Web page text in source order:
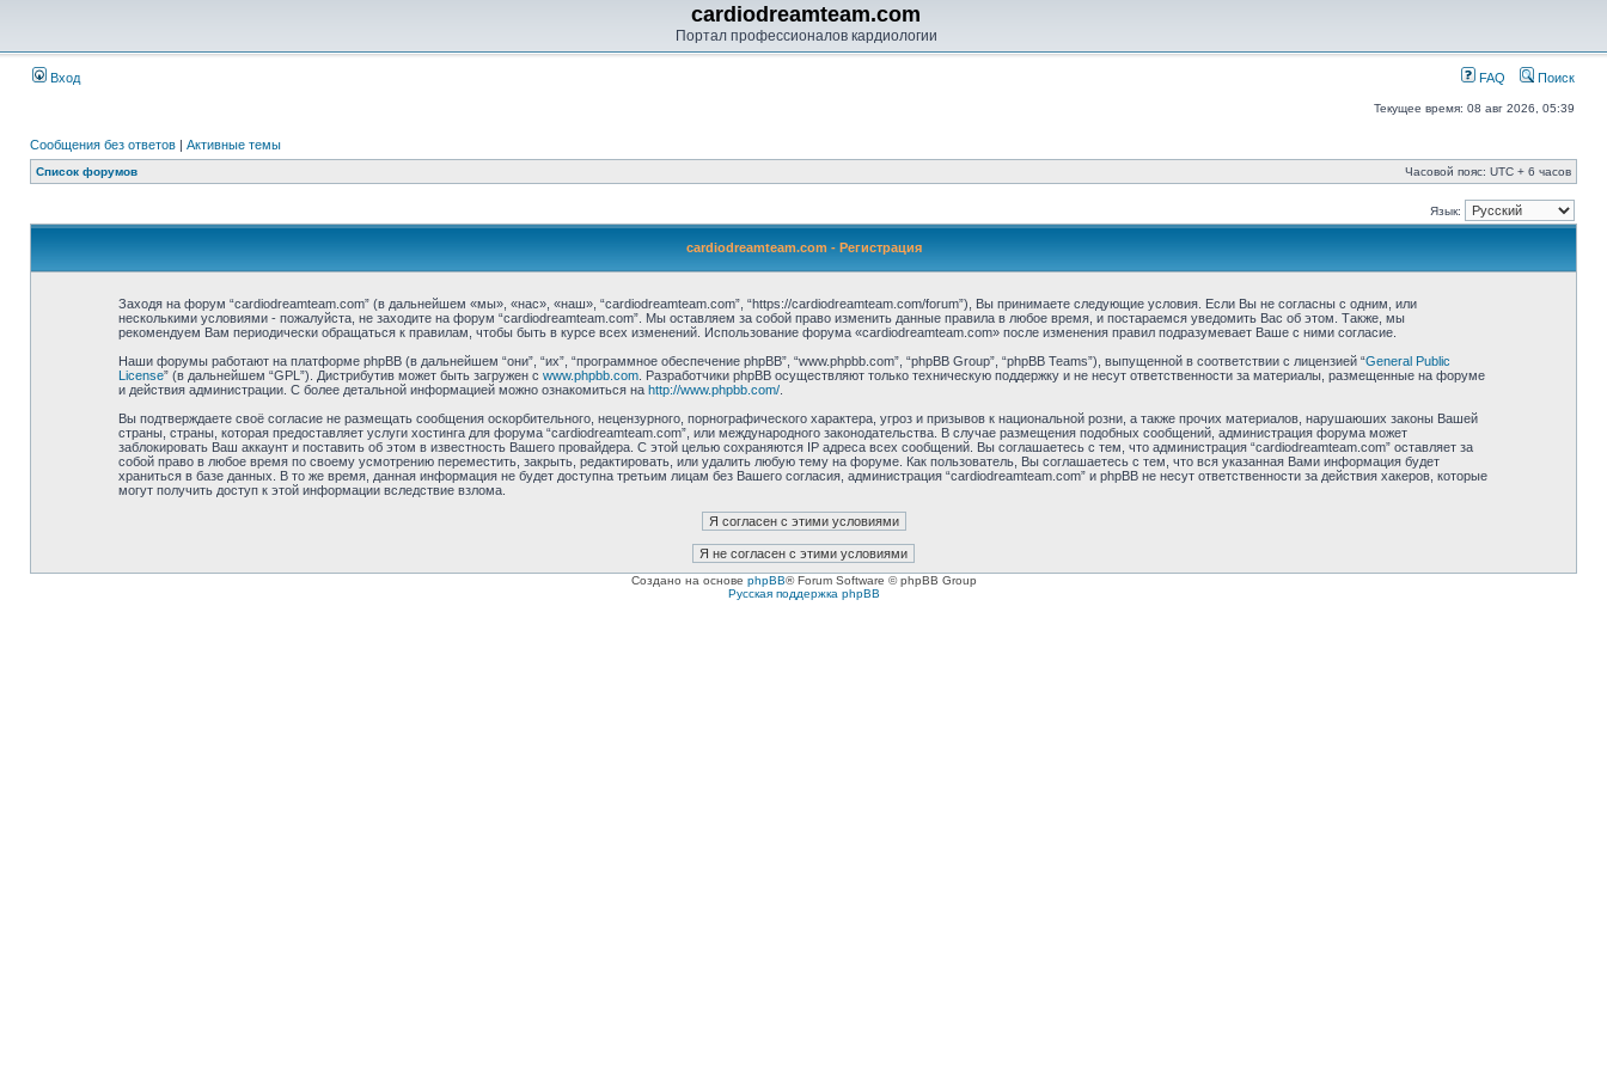
cardiodreamteam.com
Портал профессионалов кардиологии
Вход FAQ Поиск
Текущее время: 08 авг 2026, 05:39
Сообщения без ответов | Активные темы
Список форумов Часовой пояс: UTC + 6 часов
Язык:
cardiodreamteam.com - Регистрация
Заходя на форум “cardiodreamteam.com” (в дальнейшем «мы», «нас», «наш», “cardiodreamteam.com”, “https://cardiodreamteam.com/forum”), Вы принимаете следующие условия. Если Вы не согласны с одним, или
несколькими условиями - пожалуйста, не заходите на форум “cardiodreamteam.com”. Мы оставляем за собой право изменить данные правила в любое время, и постараемся уведомить Вас об этом. Также, мы
рекомендуем Вам периодически обращаться к правилам, чтобы быть в курсе всех изменений. Использование форума «cardiodreamteam.com» после изменения правил подразумевает Ваше с ними согласие.
Наши форумы работают на платформе phpBB (в дальнейшем “они”, “их”, “программное обеспечение phpBB”, “www.phpbb.com”, “phpBB Group”, “phpBB Teams”), выпущенной в соответствии с лицензией “General Public
License” (в дальнейшем “GPL”). Дистрибутив может быть загружен с www.phpbb.com. Разработчики phpBB осуществляют только техническую поддержку и не несут ответственности за материалы, размещенные на форуме
и действия администрации. С более детальной информацией можно ознакомиться на http://www.phpbb.com/.
Вы подтверждаете своё согласие не размещать сообщения оскорбительного, нецензурного, порнографического характера, угроз и призывов к национальной розни, а также прочих материалов, нарушаюших законы Вашей
страны, страны, которая предоставляет услуги хостинга для форума “cardiodreamteam.com”, или международного законодательства. В случае размещения подобных сообщений, администрация форума может
заблокировать Ваш аккаунт и поставить об этом в известность Вашего провайдера. С этой целью сохраняются IP адреса всех сообщений. Вы соглашаетесь с тем, что администрация “cardiodreamteam.com” оставляет за
собой право в любое время по своему усмотрению переместить, закрыть, редактировать, или удалить любую тему на форуме. Как пользователь, Вы соглашаетесь с тем, что вся указанная Вами информация будет
храниться в базе данных. В то же время, данная информация не будет доступна третьим лицам без Вашего согласия, администрация “cardiodreamteam.com” и phpBB не несут ответственности за действия хакеров, которые
могут получить доступ к этой информации вследствие взлома.
Создано на основе phpBB® Forum Software © phpBB Group
Русская поддержка phpBB